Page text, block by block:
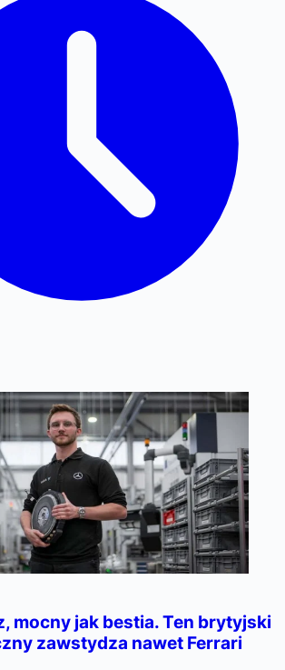
mocny jak bestia. Ten brytyjski
zawstydza nawet Ferrari